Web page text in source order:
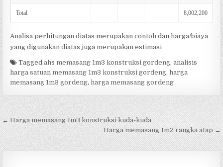
Total 8,002,200
Analisa perhitungan diatas merupakan contoh dan harga/biaya
yang digunakan diatas juga merupakan estimasi
Taggedahs memasang 1m3 konstruksi gordeng,analisis
harga satuan memasang 1m3 konstruksi gordeng,harga
memasang 1m3 gordeng,harga memasang gordeng
Post
navigation
← Harga memasang 1m3 konstruksi kuda-kuda
Harga memasang 1m2 rangka atap →